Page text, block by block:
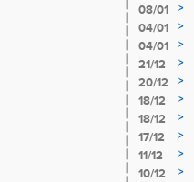
08/01
>
04/01
>
04/01
>
21/12
>
20/12
>
18/12
>
18/12
>
17/12
>
11/12 >
10/12
>